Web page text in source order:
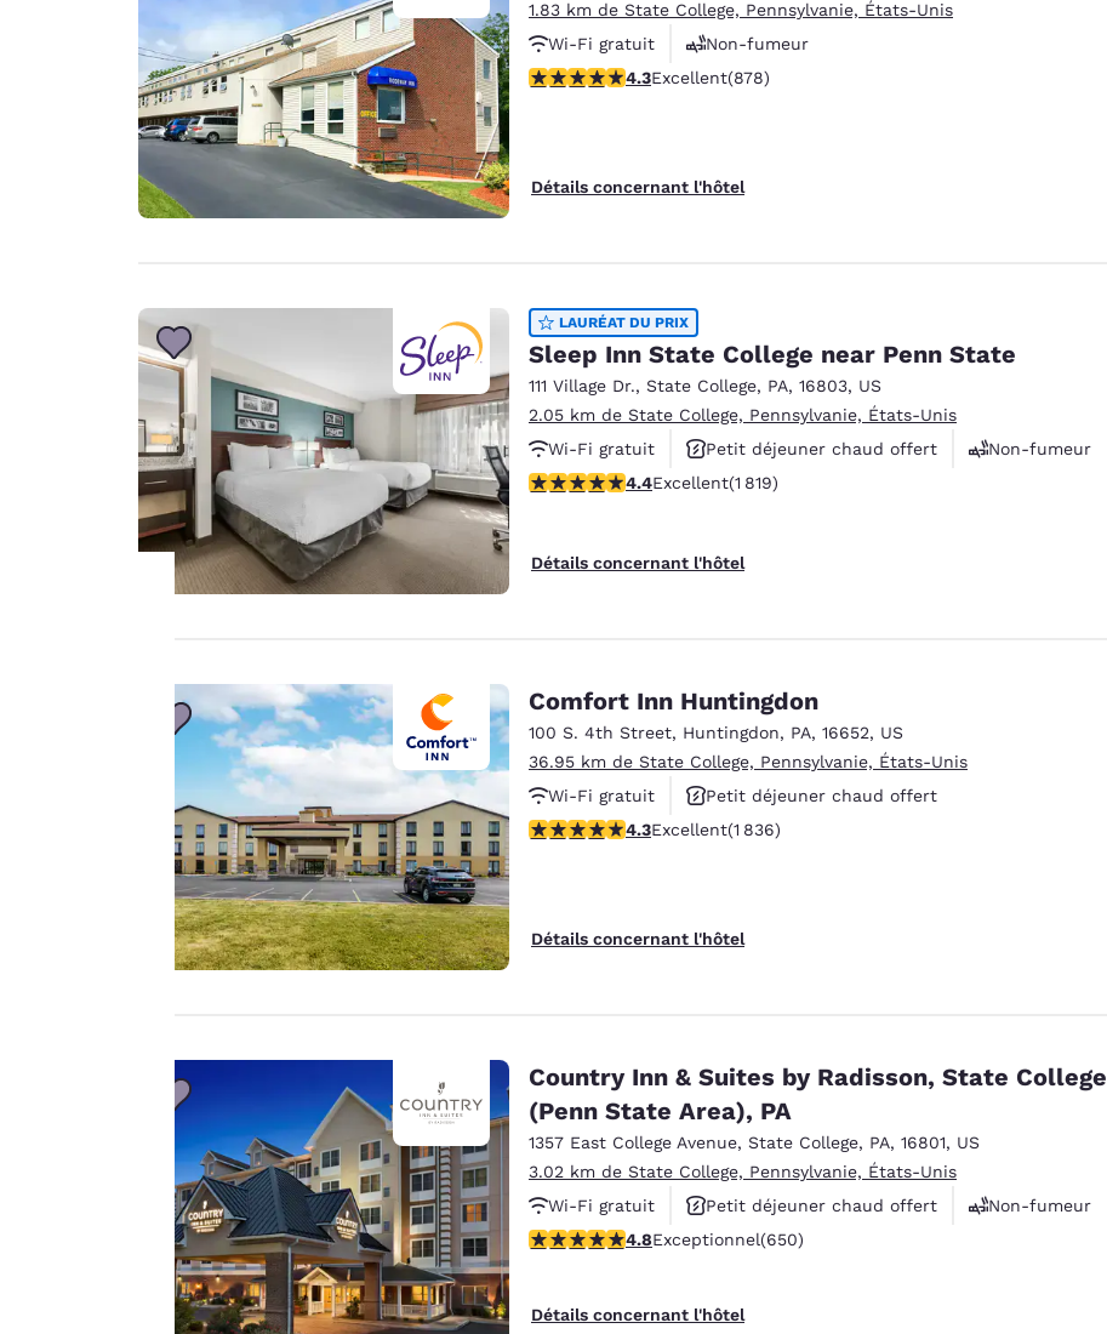
1.83 km de State College, Pennsylvanie, États-Unis
Wi-Fi gratuit
Non-fumeur
4.3 étoiles. Excellent. 878 commentaires
4.3Excellent(878)
Détails concernant l'hôtel
LAURÉAT DU PRIX
Sleep Inn State College near Penn State
111 Village Dr., State College, PA, 16803, US
2.05 km de State College, Pennsylvanie, États-Unis
Wi-Fi gratuit
Petit déjeuner chaud offert
Non-fumeur
4.39 étoiles. Excellent. 1819 commentaires
4.4Excellent(1 819)
Détails concernant l'hôtel
Comfort Inn Huntingdon
100 S. 4th Street, Huntingdon, PA, 16652, US
36.95 km de State College, Pennsylvanie, États-Unis
Wi-Fi gratuit
Petit déjeuner chaud offert
Animaux acceptés
4.27 étoiles. Excellent. 1836 commentaires
4.3Excellent(1 836)
Détails concernant l'hôtel
Country Inn & Suites by Radisson, State College
(Penn State Area), PA
1357 East College Avenue, State College, PA, 16801, US
3.02 km de State College, Pennsylvanie, États-Unis
Wi-Fi gratuit
Petit déjeuner chaud offert
Non-fumeur
4.76 étoiles. Exceptionnel. 650 commentaires
4.8Exceptionnel(650)
Détails concernant l'hôtel
protection
de votre
vie privée
est notre
priorité.
Notre site internet
de performance et
pour vous offrir une
expérience en ligne
personnalisée en
envoyant des
publicités en
fonction de vos
préférences de
navigation.